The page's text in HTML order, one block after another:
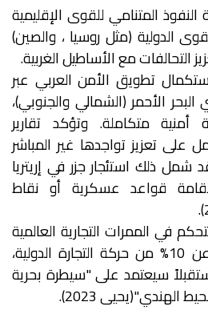
المتنامي للقوى الإقليمية
الدولية (مثل روسيا ، والصين)
التحالفات مع الأساطيل الغربية.
تطويق الأمن العربي عبر
الأحمر (الشمالي والجنوبي)،
متكاملة. وتؤكد تقارير
تعزيز تواجدها غير المباشر
شمل ذلك استئجار جزر في إريتريا
قواعد عسكرية أو نقاط
في الممرات التجارية العالمية
التي يمر عبرها ما يزيد عن 10% من حركة التجارة الدولية،
سيعتمد على "سيطرة بحرية
الهندي"(يحيى 2023).